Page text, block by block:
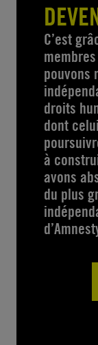
C’est
pouvons
droits
dont
à
avons
du plus